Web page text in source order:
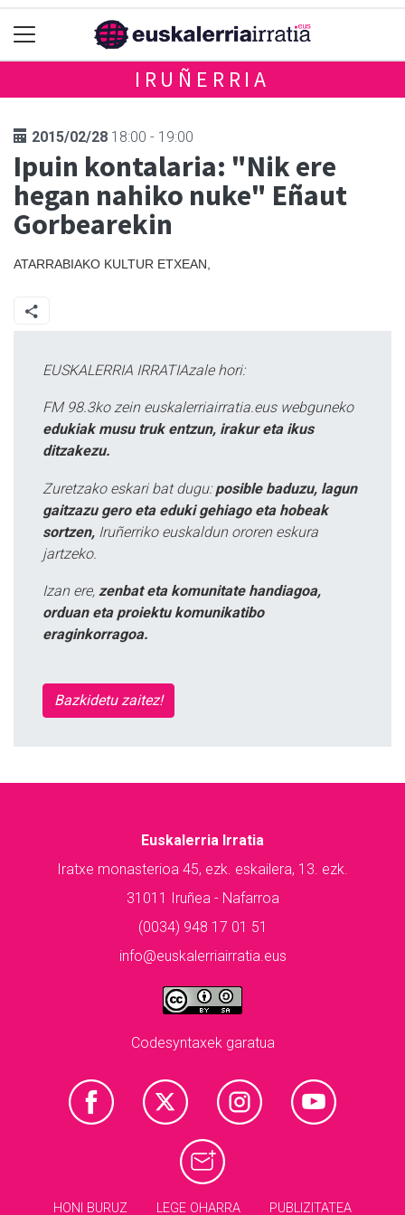
IRUÑERRIA
2015/02/28 18:00 - 19:00
Ipuin kontalaria: "Nik ere
hegan nahiko nuke" Eñaut
Gorbearekin
ATARRABIAKO KULTUR ETXEAN,
EUSKALERRIA IRRATIAzale hori:
FM 98.3ko zein euskalerriairratia.eus webguneko
edukiak musu truk entzun, irakur eta ikus
ditzakezu.
Zuretzako eskari bat dugu: posible baduzu, lagun
gaitzazu gero eta eduki gehiago eta hobeak
sortzen, Iruñerriko euskaldun ororen eskura
jartzeko.
Izan ere, zenbat eta komunitate handiagoa,
orduan eta proiektu komunikatibo
eraginkorragoa.
Bazkidetu zaitez!
Euskalerria Irratia
Iratxe monasterioa 45, ezk. eskailera, 13. ezk.
31011 Iruñea - Nafarroa
(0034) 948 17 01 51
info@euskalerriairratia.eus
Codesyntaxek garatua
HONI BURUZ LEGE OHARRA PUBLIZITATEA